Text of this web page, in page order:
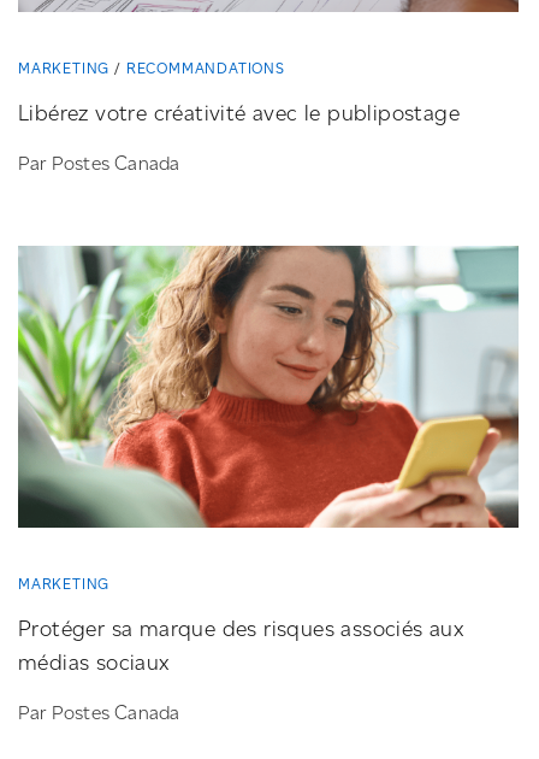
MARKETING RECOMMANDATIONS
Libérez votre créativité avec le publipostage
Par Postes Canada
MARKETING
Protéger sa marque des risques associés aux
médias sociaux
Par Postes Canada